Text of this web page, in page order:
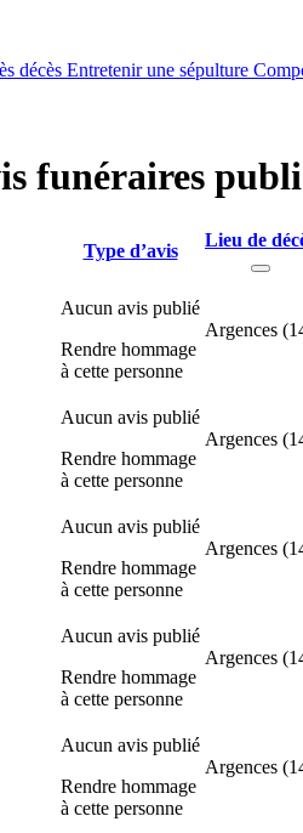
décès Entretenir une sépulture
funéraires
Type d’avis
Lieu de
Aucun avis publié
Rendre hommage
à cette personne
Argences
Aucun avis publié
Rendre hommage
à cette personne
Argences
Aucun avis publié
Rendre hommage
à cette personne
Argences
Aucun avis publié
Rendre hommage
à cette personne
Argences
Aucun avis publié
Rendre hommage
à cette personne
Argences